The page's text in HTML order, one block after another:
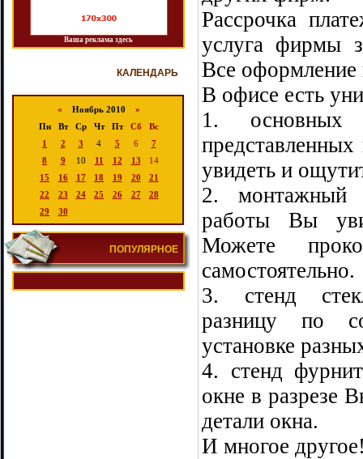
Ваша реклама здесь
КАЛЕНДАРЬ
« Ноябрь 2010 »
Пн
Вт Ср Чт Пт Сб
Вс
1
2 3 4 5 6
7
8
9 10 11 12 13
14
15
16 17 18 19 20
21
22
23 24 25 26 27
28
29
30
ПОПУЛЯРНОЕ
Рассрочка
услуга фирмы
Все оформление
В офисе есть
1. основных
увидеть и
2. монтажный
работы Вы
Можете
самостоятельно.
3. стенд
разницу по
установке
4. стенд
окне в разрезе
детали окна.
И многое